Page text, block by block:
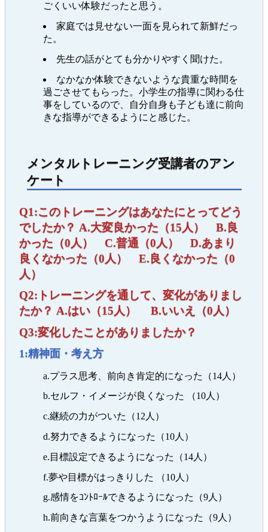
ごくいい体験だったと思う。
家庭では見せない一面を見られて新鮮だっ
た。
先生の話がとても分かりやすく聞けた。
なかなか体験できないような貴重な時間を
過ごさせてもらった。小学生の指導に関わる仕
事をしているので、自分自身も子ども達に前向
きな指導ができるようにと感じた。
メンタルトレーニング受講者のアン
ケート
Q1:このトレーニングはあなたにとってどう
でしたか？ A.大変良かった（15人） B.良
かった（0人） C.普通（0人） D.あまり
良くなかった（0人） E.良くなかった（0
人）
Q2:トレーニングを通して、変化がありまし
たか？ A.はい（15人） B.いいえ（0人）
Q3:変化したことがありましたか？
1:精神面・考え方
a.プラス思考、前向き肯定的になった（14人）
b.セルフ・イメージが良くなった （10人）
c.継続の力がついた（12人）
d.努力できるようになった（10人）
e.目標設定できるようになった（14人）
f.夢や目標がはっきりした （10人）
g.感情をｺﾝﾄﾛｰﾙできるようになった（9人）
h.前向きな言葉をつかうようになった（9人）